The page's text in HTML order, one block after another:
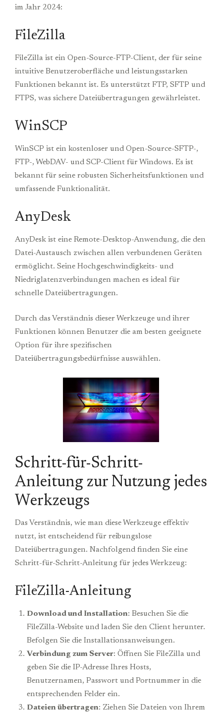
im Jahr 2024:
FileZilla
FileZilla ist ein Open-Source-FTP-Client, der für seine
intuitive Benutzeroberfläche und leistungsstarken
Funktionen bekannt ist. Es unterstützt FTP, SFTP und
FTPS, was sichere Dateiübertragungen gewährleistet.
WinSCP
WinSCP ist ein kostenloser und Open-Source-SFTP-,
FTP-, WebDAV- und SCP-Client für Windows. Es ist
bekannt für seine robusten Sicherheitsfunktionen und
umfassende Funktionalität.
AnyDesk
AnyDesk ist eine Remote-Desktop-Anwendung, die den
Datei-Austausch zwischen allen verbundenen Geräten
ermöglicht. Seine Hochgeschwindigkeits- und
Niedriglatenzverbindungen machen es ideal für
schnelle Dateiübertragungen.
Durch das Verständnis dieser Werkzeuge und ihrer
Funktionen können Benutzer die am besten geeignete
Option für ihre spezifischen
Dateiübertragungsbedürfnisse auswählen.
Schritt-für-Schritt-
Anleitung zur Nutzung jedes
Werkzeugs
Das Verständnis, wie man diese Werkzeuge effektiv
nutzt, ist entscheidend für reibungslose
Dateiübertragungen. Nachfolgend finden Sie eine
Schritt-für-Schritt-Anleitung für jedes Werkzeug:
FileZilla-Anleitung
Download und Installation: Besuchen Sie die
FileZilla-Website und laden Sie den Client herunter.
Befolgen Sie die Installationsanweisungen.
Verbindung zum Server: Öffnen Sie FileZilla und
geben Sie die IP-Adresse Ihres Hosts,
Benutzernamen, Passwort und Portnummer in die
entsprechenden Felder ein.
Dateien übertragen: Ziehen Sie Dateien von Ihrem